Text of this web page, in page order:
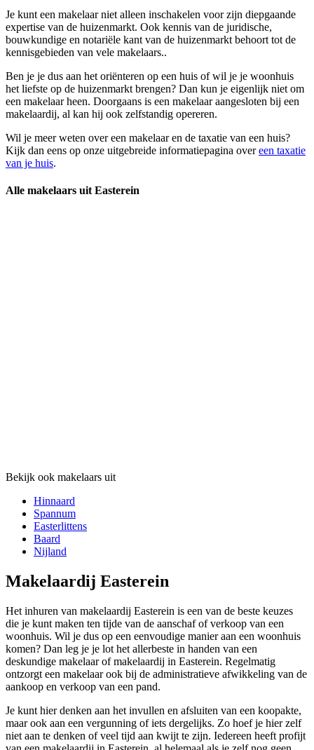
Je kunt een makelaar niet alleen inschakelen voor zijn diepgaande
expertise van de huizenmarkt. Ook kennis van de juridische,
bouwkundige en notariële kant van de huizenmarkt behoort tot de
kennisgebieden van vele makelaars..
Ben je je dus aan het oriënteren op een huis of wil je je woonhuis
het liefste op de huizenmarkt brengen? Dan kun je eigenlijk niet om
een makelaar heen. Doorgaans is een makelaar aangesloten bij een
makelaardij, al kan hij ook zelfstandig opereren.
Wil je meer weten over een makelaar en de taxatie van een huis?
Kijk dan eens op onze uitgebreide informatiepagina overeen taxatie
van je huis.
Alle makelaars uit Easterein
Bekijk ook makelaars uit
Hinnaard
Spannum
Easterlittens
Baard
Nijland
Makelaardij Easterein
Het inhuren van makelaardij Easterein is een van de beste keuzes
die je kunt maken ten tijde van de aanschaf of verkoop van een
woonhuis. Wil je dus op een eenvoudige manier aan een woonhuis
komen? Dan leg je je lot het allerbeste in handen van een
deskundige makelaar of makelaardij in Easterein. Regelmatig
ontzorgt een makelaar ook bij de administratieve afwikkeling van de
aankoop en verkoop van een pand.
Je kunt hier denken aan het invullen en afsluiten van een koopakte,
maar ook aan een vergunning of iets dergelijks. Zo hoef je hier zelf
niet aan te denken of veel tijd aan kwijt te zijn. Iedereen heeft profijt